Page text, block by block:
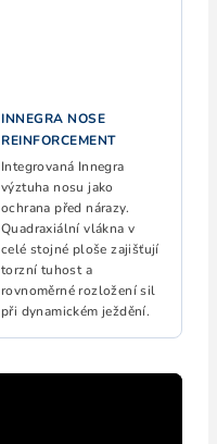
INNEGRA NOSE
REINFORCEMENT
Integrovaná Innegra
výztuha nosu jako
ochrana před nárazy.
Quadraxiální vlákna v
celé stojné ploše zajišťují
torzní tuhost a
rovnoměrné rozložení sil
při dynamickém ježdění.